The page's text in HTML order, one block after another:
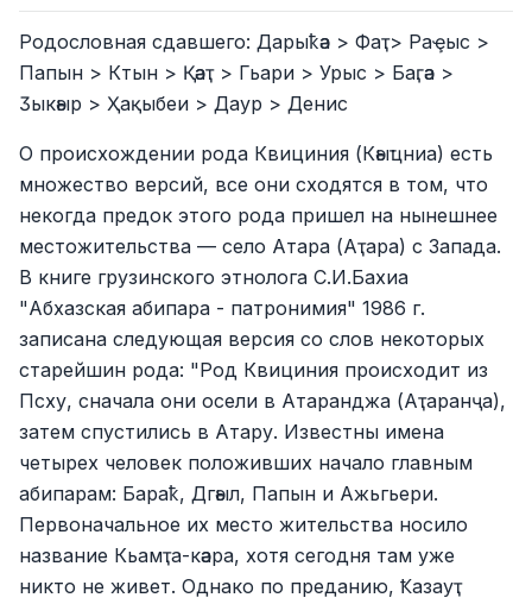
Родословная сдавшего: Дарыҟәа > Фаҭ> Раҿыс >
Папын > Ктын > Қәаҭ > Гьари > Урыс > Баӷәа >
Ӡыкәыр > Ҳақыбеи > Даур > Денис
О происхождении рода Квициния (Кәыҵниа) есть
множество версий, все они сходятся в том, что
некогда предок этого рода пришел на нынешнее
местожительства — село Атара (Аҭара) с Запада.
В книге грузинского этнолога С.И.Бахиа
"Абхазская абипара - патронимия" 1986 г.
записана следующая версия со слов некоторых
старейшин рода: "Род Квициния происходит из
Псху, сначала они осели в Атаранджа (Аҭаранҷа),
затем спустились в Атару. Известны имена
четырех человек положивших начало главным
абипарам: Бараҟ, Дгәыл, Папын и Ажьгьери.
Первоначальное их место жительства носило
название Кьамҭа-кәара, хотя сегодня там уже
никто не живет. Однако по преданию, Ҟазауҭ